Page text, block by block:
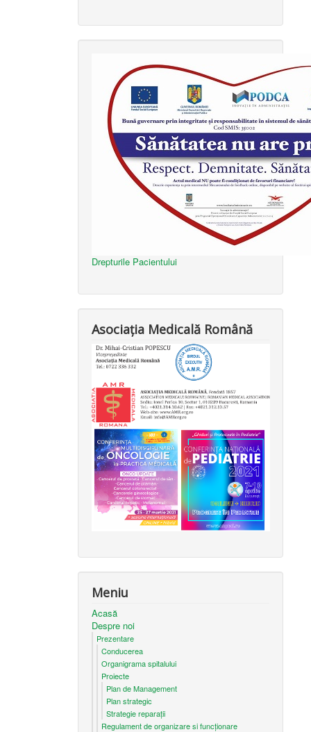
Drepturile Pacientului
Asociația Medicală Română
Meniu
Acasă
Despre noi
Prezentare
Conducerea
Organigrama spitalului
Proiecte
Plan de Management
Plan strategic
Strategie reparații
Regulament de organizare si funcționare